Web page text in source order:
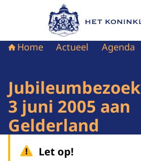
Naar de homepage
Home Actueel Agenda
3 juni 2005 aan
Gelderland
Let op!